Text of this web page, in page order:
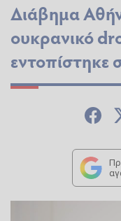
Διάβημα
ουκρανικό
εντοπίστηκε